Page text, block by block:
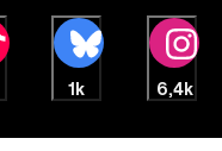
1k 6,4k